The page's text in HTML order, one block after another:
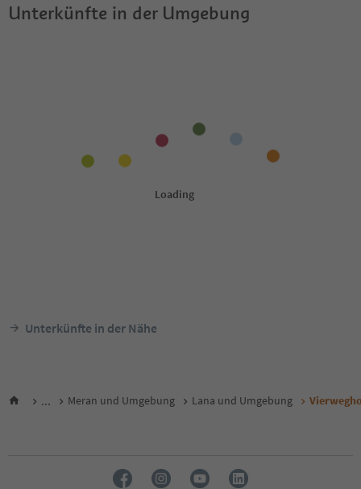
Unterkünfte in der Umgebung
Unterkünfte in der Nähe
... Meran und Umgebung Lana und Umgebung